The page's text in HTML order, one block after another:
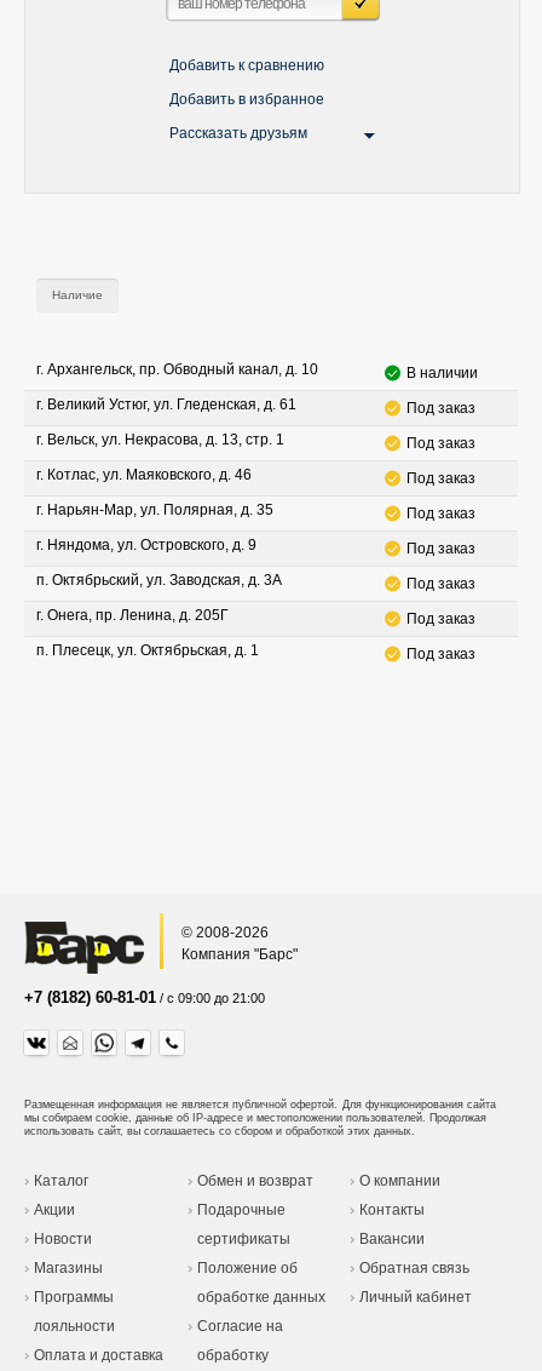
Добавить к сравнению
Добавить в избранное
Рассказать друзьям
Наличие
г. Архангельск, пр. Обводный канал, д. 10
В наличии
г. Великий Устюг, ул. Гледенская, д. 61
Под заказ
г. Вельск, ул. Некрасова, д. 13, стр. 1
Под заказ
г. Котлас, ул. Маяковского, д. 46
Под заказ
г. Нарьян-Мар, ул. Полярная, д. 35
Под заказ
г. Няндома, ул. Островского, д. 9
Под заказ
п. Октябрьский, ул. Заводская, д. 3А
Под заказ
г. Онега, пр. Ленина, д. 205Г
Под заказ
п. Плесецк, ул. Октябрьская, д. 1
Под заказ
© 2008-2026
Компания "Барс"
+7 (8182) 60-81-01 / с 09:00 до 21:00
Размещенная информация не является публичной офертой. Для функционирования сайта
мы собираем cookie, данные об IP-адресе и местоположении пользователей. Продолжая
использовать сайт, вы соглашаетесь со сбором и обработкой этих данных.
Каталог
Акции
Новости
Магазины
Программы
лояльности
Оплата и доставка
Обмен и возврат
Подарочные
сертификаты
Положение об
обработке данных
Согласие на
обработку
О компании
Контакты
Вакансии
Обратная связь
Личный кабинет